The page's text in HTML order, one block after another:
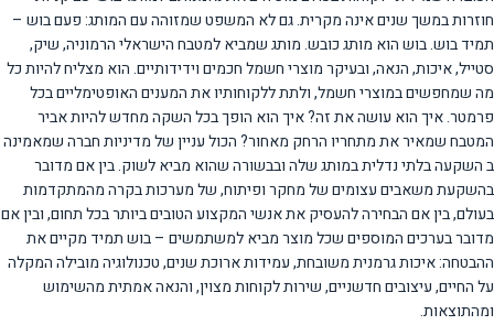
חוזרות במשך שנים אינה מקרית. גם לא המשפט שמזוהה עם המותג: פעם בוש –
תמיד בוש. בוש הוא מותג כובש. מותג שמביא למטבח הישראלי הרמוניה, שיק,
סטייל, איכות, הנאה, ובעיקר מוצרי חשמל חכמים וידידותיים. הוא מצליח להיות כל
מה שמחפשים במוצרי חשמל, ולתת ללקוחותיו את המענים האופטימליים בכל
פרמטר. איך הוא עושה את זה? איך הוא הופך בכל השקה מחדש להיות אביר
המטבח שמאיר את מתחריו הרחק מאחור? הכול עניין של מדיניות חברה שמאמינה
ב השקעה בלתי נדלית במותג שלה ובבשורה שהוא מביא לשוק. בין אם מדובר
בהשקעת משאבים עצומים של מחקר ופיתוח, של מערכות בקרה מהמתקדמות
בעולם, בין אם הבחירה להעסיק את אנשי המקצוע הטובים ביותר בכל תחום, ובין אם
מדובר בערכים המוספים שכל מוצר מביא למשתמשים – בוש תמיד מקיים את
ההבטחה: איכות גרמנית משובחת, עמידות ארוכת שנים, טכנולוגיה מובילה המקלה
על החיים, עיצובים חדשניים, שירות לקוחות מצוין, והנאה אמתית מהשימוש
ומהתוצאות.